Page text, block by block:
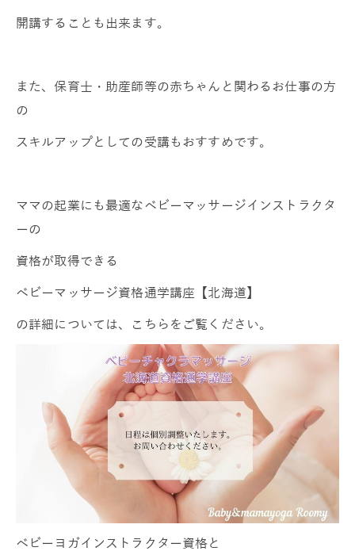
開講することも出来ます。
また、保育士・助産師等の赤ちゃんと関わるお仕事の方
の
スキルアップとしての受講もおすすめです。
ママの起業にも最適なベビーマッサージインストラクタ
ーの
資格が取得できる
ベビーマッサージ資格通学講座【北海道】
の詳細については、こちらをご覧ください。
ベビーヨガインストラクター資格と